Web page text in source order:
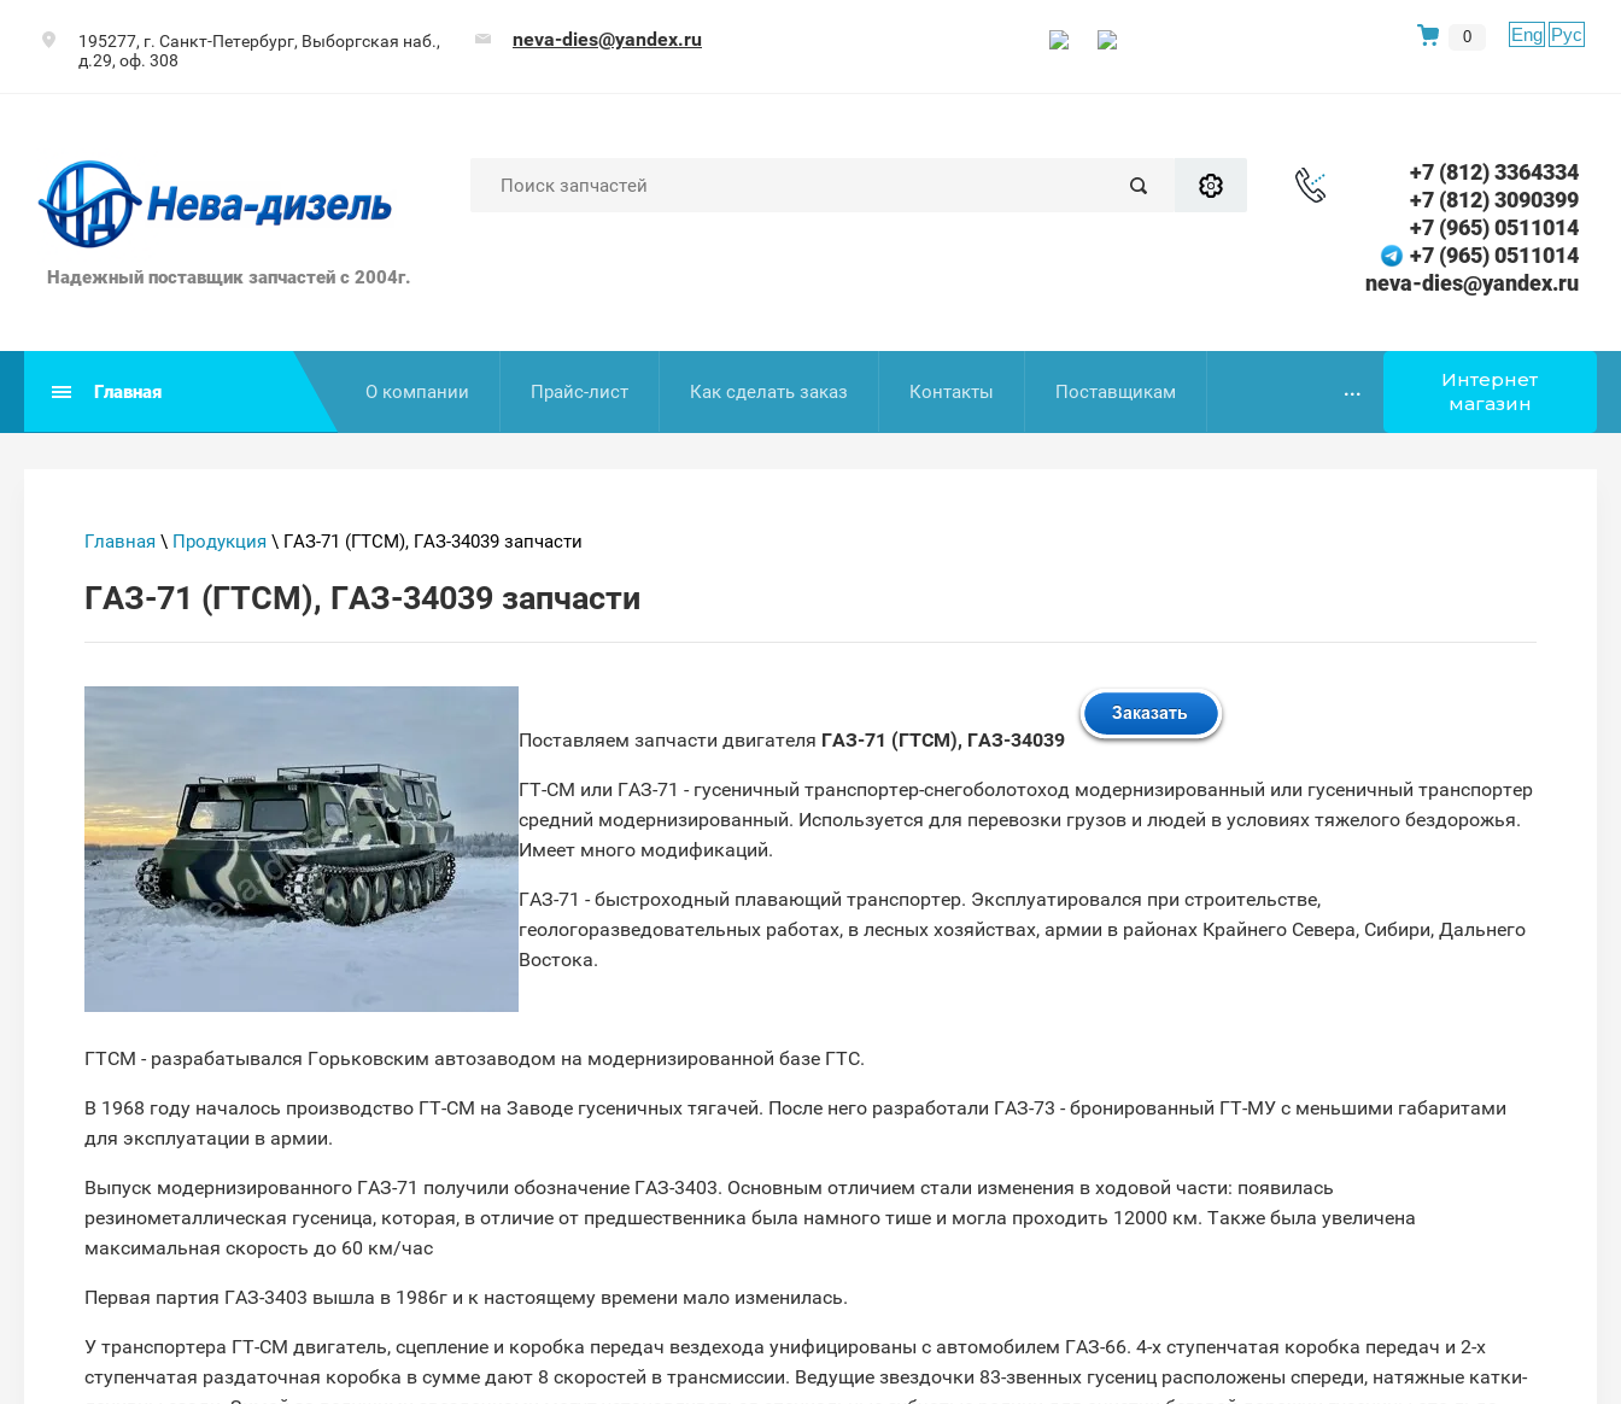
195277, г. Санкт-Петербург, Выборгская наб.,
д.29, оф. 308
neva-dies@yandex.ru 0 Eng Рус
Надежный поставщик запчастей с 2004г.
+7 (812) 3364334
+7 (812) 3090399
+7 (965) 0511014
+7 (965) 0511014
neva-dies@yandex.ru
Главная О компании Прайс-лист Как сделать заказ Контакты Поставщикам ...
Интернет
магазин
Главная \ Продукция \ ГАЗ-71 (ГТСМ), ГАЗ-34039 запчасти
ГАЗ-71 (ГТСМ), ГАЗ-34039 запчасти
Поставляем запчасти двигателя ГАЗ-71 (ГТСМ), ГАЗ-34039
ГТ-СМ или ГАЗ-71 - гусеничный транспортер-снегоболотоход модернизированный или гусеничный транспортер
средний модернизированный. Используется для перевозки грузов и людей в условиях тяжелого бездорожья.
Имеет много модификаций.
ГАЗ-71 - быстроходный плавающий транспортер. Эксплуатировался при строительстве,
геологоразведовательных работах, в лесных хозяйствах, армии в районах Крайнего Севера, Сибири, Дальнего
Востока.
ГТСМ - разрабатывался Горьковским автозаводом на модернизированной базе ГТС.
В 1968 году началось производство ГТ-СМ на Заводе гусеничных тягачей. После него разработали ГАЗ-73 - бронированный ГТ-МУ с меньшими габаритами
для эксплуатации в армии.
Выпуск модернизированного ГАЗ-71 получили обозначение ГАЗ-3403. Основным отличием стали изменения в ходовой части: появилась
резинометаллическая гусеница, которая, в отличие от предшественника была намного тише и могла проходить 12000 км. Также была увеличена
максимальная скорость до 60 км/час
Первая партия ГАЗ-3403 вышла в 1986г и к настоящему времени мало изменилась.
У транспортера ГТ-СМ двигатель, сцепление и коробка передач вездехода унифицированы с автомобилем ГАЗ-66. 4-х ступенчатая коробка передач и 2-х
ступенчатая раздаточная коробка в сумме дают 8 скоростей в трансмиссии. Ведущие звездочки 83-звенных гусениц расположены спереди, натяжные катки-